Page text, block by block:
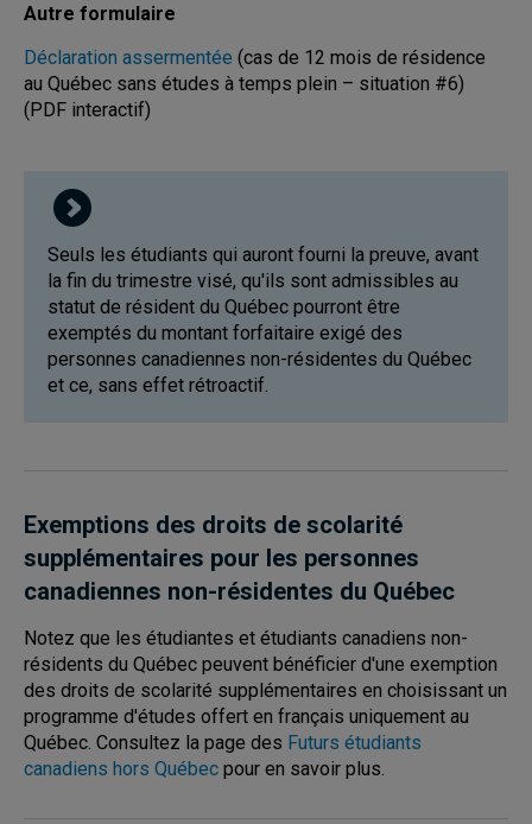
Autre formulaire
Déclaration assermentée (cas de 12 mois de résidence
au Québec sans études à temps plein – situation #6)
(PDF interactif)
Seuls les étudiants qui auront fourni la preuve, avant
la fin du trimestre visé, qu'ils sont admissibles au
statut de résident du Québec pourront être
exemptés du montant forfaitaire exigé des
personnes canadiennes non-résidentes du Québec
et ce, sans effet rétroactif.
Exemptions des droits de scolarité
supplémentaires pour les personnes
canadiennes non-résidentes du Québec
Notez que les étudiantes et étudiants canadiens non-
résidents du Québec peuvent bénéficier d'une exemption
des droits de scolarité supplémentaires en choisissant un
programme d'études offert en français uniquement au
Québec. Consultez la page des Futurs étudiants
canadiens hors Québec pour en savoir plus.